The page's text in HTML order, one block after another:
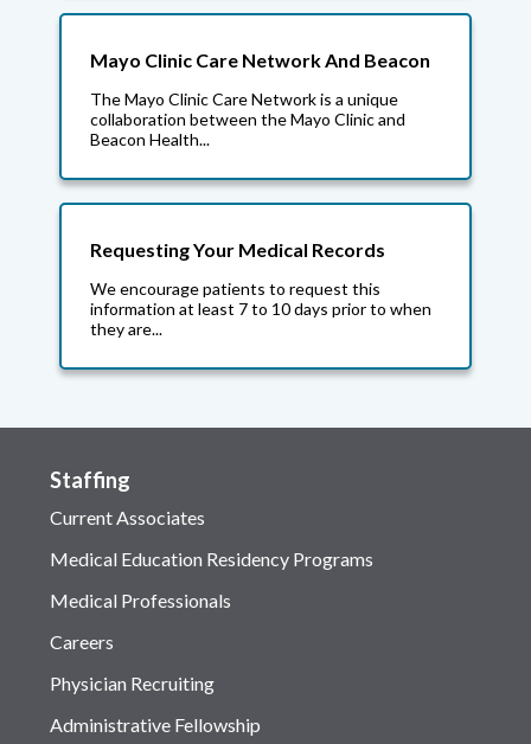
Mayo Clinic Care Network And Beacon
The Mayo Clinic Care Network is a unique
collaboration between the Mayo Clinic and
Beacon Health...
Requesting Your Medical Records
We encourage patients to request this
information at least 7 to 10 days prior to when
they are...
Staffing
Current Associates
Medical Education Residency Programs
Medical Professionals
Careers
Physician Recruiting
Administrative Fellowship